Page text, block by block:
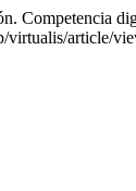
article/